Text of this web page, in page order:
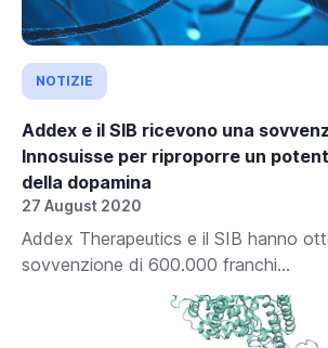
NOTIZIE
Addex e il SIB ricevono una
Innosuisse per riproporre un
della dopamina
27 August 2020
Addex Therapeutics e il SIB hanno
sovvenzione di 600.000 franchi...